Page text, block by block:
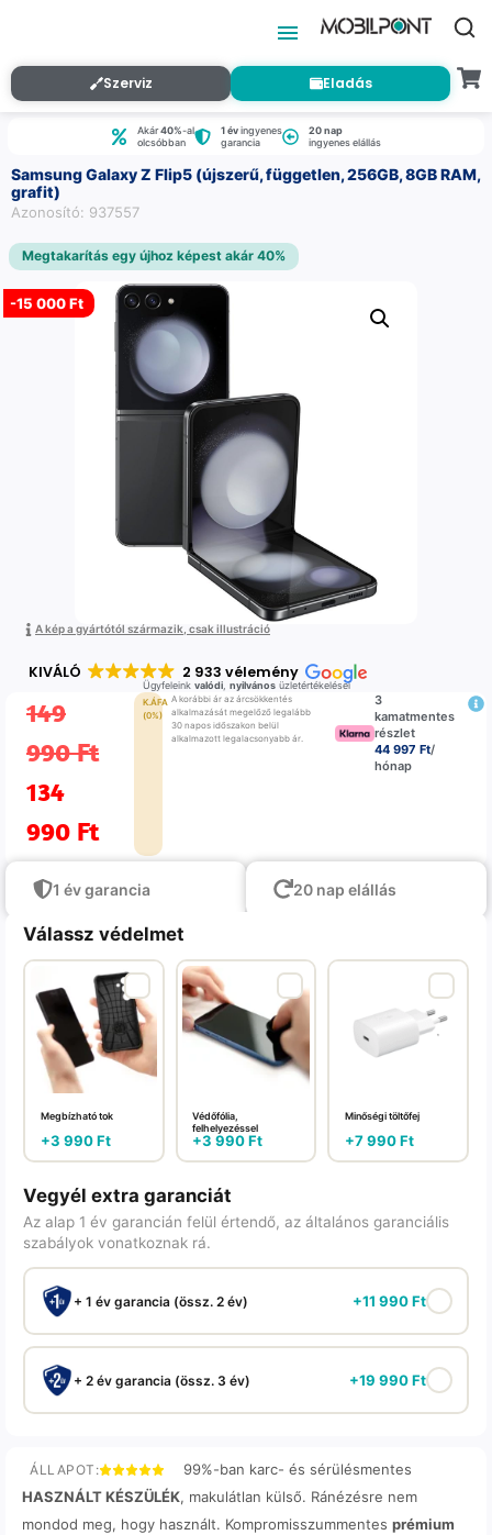
Szerviz Eladás
Akár40%-al
olcsóbban
1 évingyenes
garancia
20 nap
ingyenes elállás
Samsung Galaxy Z Flip5 (újszerű, független, 256GB, 8GB RAM,
grafit)
Azonosító: 937557
Megtakarítás egy újhoz képest akár 40%
-15 000 Ft
A kép a gyártótól származik, csak illustráció
KIVÁLÓ 2 933 vélemény
Ügyfeleink valódi, nyilvánosüzletértékelései
149
990Ft
134
990 Ft
K.ÁFA
(0%)
A korábbi ár az árcsökkentés
alkalmazását megelőző legalább
30 napos időszakon belül
alkalmazott legalacsonyabb ár.
3
kamatmentes
részlet
44 997 Ft/
hónap
1 év garancia 20 nap elállás
Válassz védelmet
Megbízható tok
+3 990Ft
Védőfólia,
felhelyezéssel
+3 990Ft
Minőségi töltőfej
+7 990Ft
Vegyél extra garanciát
Az alap 1 év garancián felül értendő, az általános garanciális
szabályok vonatkoznak rá.
+ 1 év garancia (össz. 2 év) +11 990Ft
+ 2 év garancia (össz. 3 év) +19 990Ft
ÁLLAPOT:
99%-ban karc- és sérülésmentes
HASZNÁLT KÉSZÜLÉK, makulátlan külső. Ránézésre nem
mondod meg, hogy használt. Kompromisszummentes prémium